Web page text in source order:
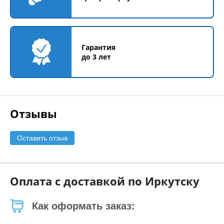
Гарантия
до 3 лет
Отзывы
Оставить отзыв
Оплата с доставкой по Иркутску
Как оформать заказ: